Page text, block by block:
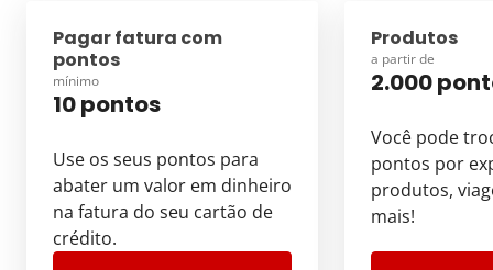
Pagar fatura com
pontos
mínimo
10 pontos
Use os seus pontos para
abater um valor em dinheiro
na fatura do seu cartão de
crédito.
Produtos
a partir de
2.000
Você pode
pontos por
produtos,
mais!